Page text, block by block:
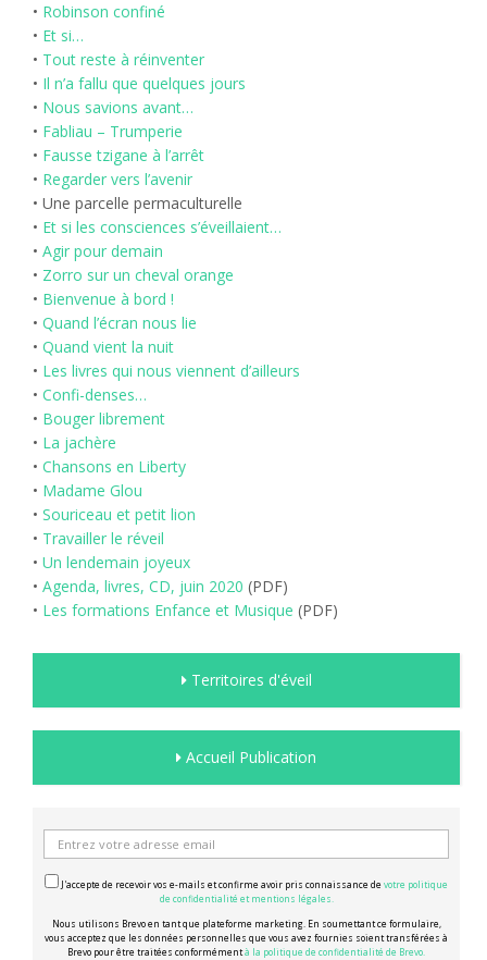
• Robinson confiné
• Et si…
• Tout reste à réinventer
• Il n’a fallu que quelques jours
• Nous savions avant…
• Fabliau – Trumperie
• Fausse tzigane à l’arrêt
• Regarder vers l’avenir
• Une parcelle permaculturelle
• Et si les consciences s’éveillaient…
• Agir pour demain
• Zorro sur un cheval orange
• Bienvenue à bord !
• Quand l’écran nous lie
• Quand vient la nuit
• Les livres qui nous viennent d’ailleurs
• Confi-denses…
• Bouger librement
• La jachère
• Chansons en Liberty
• Madame Glou
• Souriceau et petit lion
• Travailler le réveil
• Un lendemain joyeux
• Agenda, livres, CD, juin 2020 (PDF)
• Les formations Enfance et Musique (PDF)
Territoires d'éveil
Accueil Publication
J'accepte de recevoir vos e-mails et confirme avoir pris connaissance de votre politique
de confidentialité et mentions légales.
Nous utilisons Brevo en tant que plateforme marketing. En soumettant ce formulaire,
vous acceptez que les données personnelles que vous avez fournies soient transférées à
Brevo pour être traitées conformémentà la politique de confidentialité de Brevo.